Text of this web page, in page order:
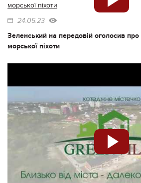
24.05.23
Зеленський на передовій оголосив про
морської піхоти